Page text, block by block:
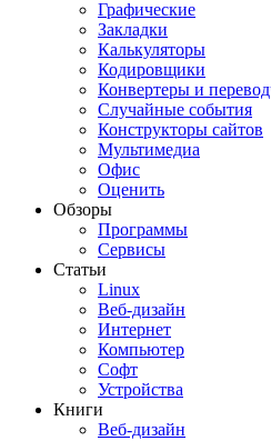
Графические
Закладки
Калькуляторы
Кодировщики
Конвертеры и
Случайные события
Конструкторы сайтов
Мультимедиа
Офис
Оценить
Обзоры
Программы
Сервисы
Статьи
Linux
Веб-дизайн
Интернет
Компьютер
Софт
Устройства
Книги
Веб-дизайн